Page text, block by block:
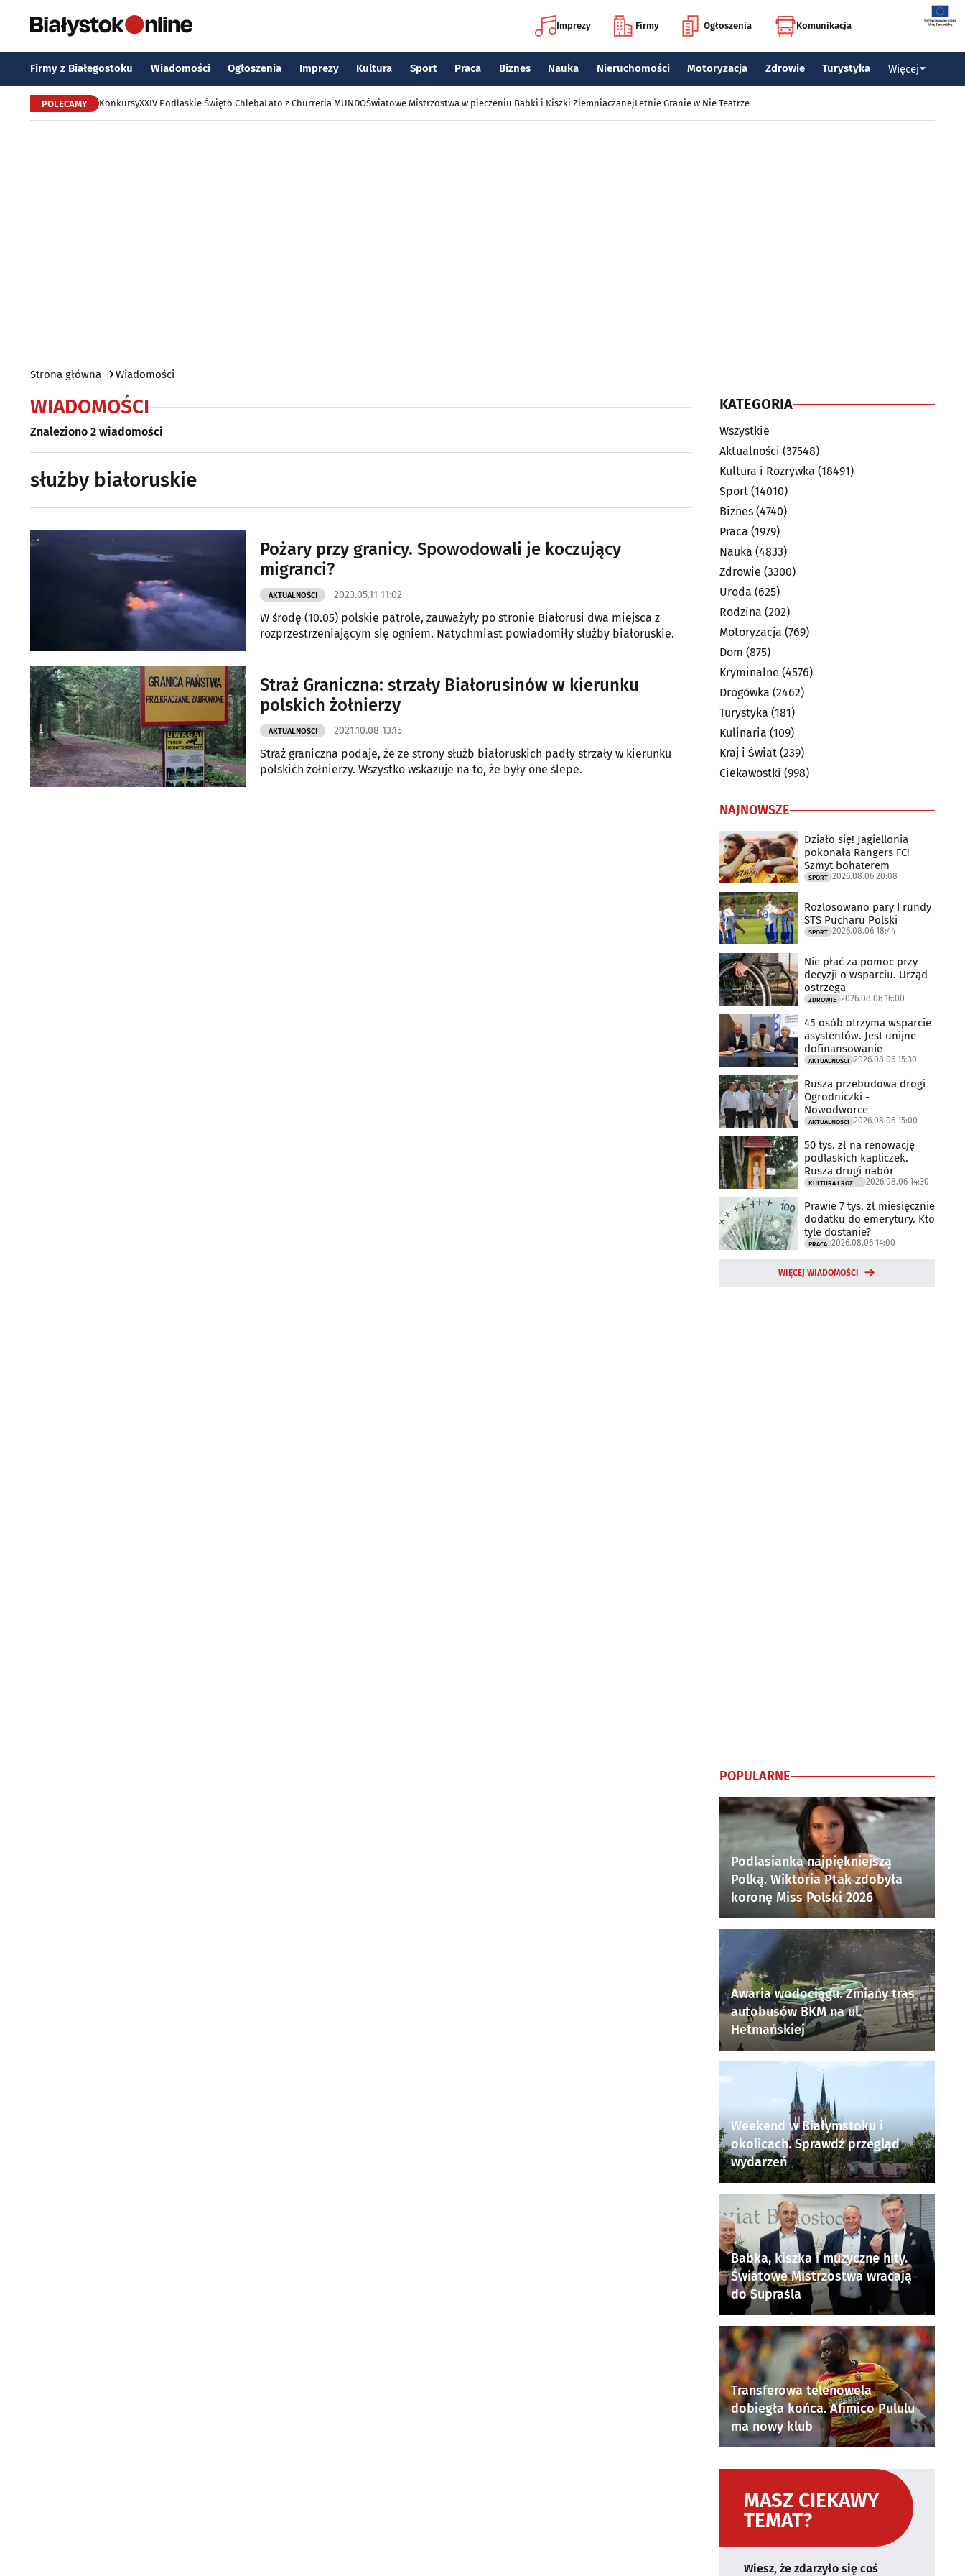
Imprezy Firmy Ogłoszenia Komunikacja
Firmy z Białegostoku Wiadomości Ogłoszenia Imprezy Kultura Sport Praca Biznes Nauka Nieruchomości Motoryzacja Zdrowie Turystyka Więcej
POLECAMY KonkursyXXIV Podlaskie Święto ChlebaLato z Churreria MUNDOŚwiatowe Mistrzostwa w pieczeniu Babki i Kiszki ZiemniaczanejLetnie Granie w Nie Teatrze
Strona główna Wiadomości
WIADOMOŚCI
Znaleziono 2 wiadomości
służby białoruskie
Pożary przy granicy. Spowodowali je koczujący
migranci?
AKTUALNOŚCI 2023.05.11 11:02
W środę (10.05) polskie patrole, zauważyły po stronie Białorusi dwa miejsca z
rozprzestrzeniającym się ogniem. Natychmiast powiadomiły służby białoruskie.
Straż Graniczna: strzały Białorusinów w kierunku
polskich żołnierzy
AKTUALNOŚCI 2021.10.08 13:15
Straż graniczna podaje, że ze strony służb białoruskich padły strzały w kierunku
polskich żołnierzy. Wszystko wskazuje na to, że były one ślepe.
KATEGORIA
Wszystkie
Aktualności (37548)
Kultura i Rozrywka (18491)
Sport (14010)
Biznes (4740)
Praca (1979)
Nauka (4833)
Zdrowie (3300)
Uroda (625)
Rodzina (202)
Motoryzacja (769)
Dom (875)
Kryminalne (4576)
Drogówka (2462)
Turystyka (181)
Kulinaria (109)
Kraj i Świat (239)
Ciekawostki (998)
NAJNOWSZE
Działo się! Jagiellonia
pokonała Rangers FC!
Szmyt bohaterem
SPORT 2026.08.06 20:08
Rozlosowano pary I rundy
STS Pucharu Polski
SPORT 2026.08.06 18:44
Nie płać za pomoc przy
decyzji o wsparciu. Urząd
ostrzega
ZDROWIE 2026.08.06 16:00
45 osób otrzyma wsparcie
asystentów. Jest unijne
dofinansowanie
AKTUALNOŚCI 2026.08.06 15:30
Rusza przebudowa drogi
Ogrodniczki -
Nowodworce
AKTUALNOŚCI 2026.08.06 15:00
50 tys. zł na renowację
podlaskich kapliczek.
Rusza drugi nabór
2026.08.06 14:30
Prawie 7 tys. zł miesięcznie
dodatku do emerytury. Kto
tyle dostanie?
PRACA 2026.08.06 14:00
WIĘCEJ WIADOMOŚCI
POPULARNE
Podlasianka najpiękniejszą
Polką. Wiktoria Ptak zdobyła
koronę Miss Polski 2026
Awaria wodociągu. Zmiany tras
autobusów BKM na ul.
Hetmańskiej
Weekend w Białymstoku i
okolicach. Sprawdź przegląd
wydarzeń
Babka, kiszka i muzyczne hity.
Światowe Mistrzostwa wracają
do Supraśla
Transferowa telenowela
dobiegła końca. Afimico Pululu
ma nowy klub
MASZ CIEKAWY
TEMAT?
Wiesz, że zdarzyło się coś